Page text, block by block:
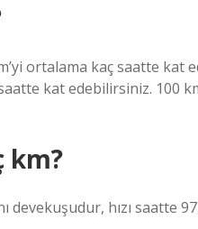
ortalama kaç saatte kat
kat edebilirsiniz. 100
km?
devekuşudur, hızı saatte